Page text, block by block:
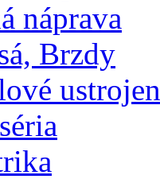
náprava
Brzdy